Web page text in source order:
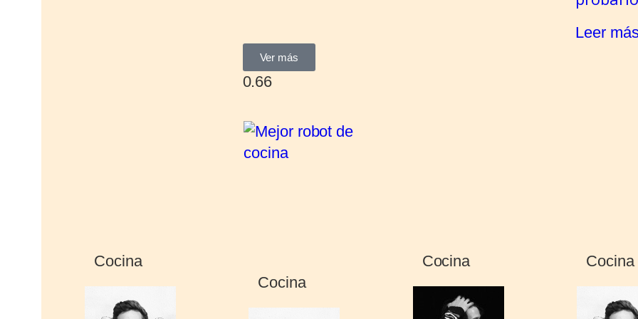
Leer
Ver más
Cocina
Cocina
Cocina Cocina